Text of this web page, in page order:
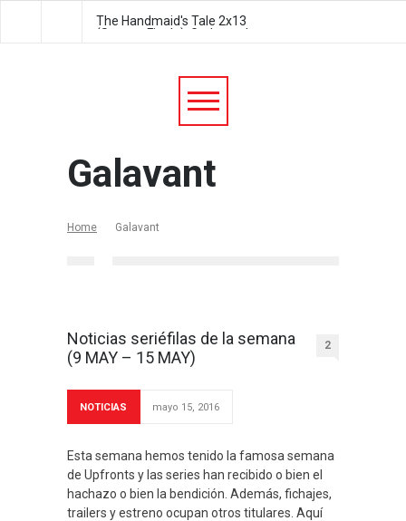
The Handmaid's Tale 2x13
(Season Finale): Godspeed
Galavant
Home Galavant
Noticias seriéfilas de la semana
(9 MAY – 15 MAY)
2
NOTICIAS mayo 15, 2016
Esta semana hemos tenido la famosa semana
de Upfronts y las series han recibido o bien el
hachazo o bien la bendición. Además, fichajes,
trailers y estreno ocupan otros titulares. Aquí